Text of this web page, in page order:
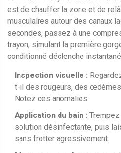
est de chauffer la zone et de
musculaires autour des canaux
secondes, passez à une
trayon, simulant la première
conditionné déclenche
Inspection visuelle :
t-il des rougeurs, des
Notez ces anomalies.
Application du bain :
solution désinfectante, puis
sans frotter agressivement.